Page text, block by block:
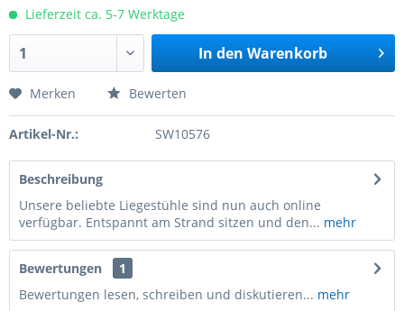
Lieferzeit ca. 5-7 Werktage
In den Warenkorb
Merken Bewerten
Artikel-Nr.: SW10576
Beschreibung
Unsere beliebte Liegestühle sind nun auch online
verfügbar. Entspannt am Strand sitzen und den... mehr
Bewertungen
1
Bewertungen lesen, schreiben und diskutieren... mehr